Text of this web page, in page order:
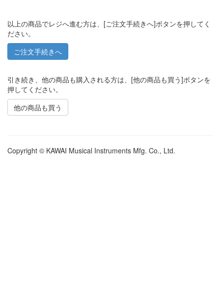
以上の商品でレジへ進む方は、[ご注文手続きへ]ボタンを押してく
ださい。
引き続き、他の商品も購入される方は、[他の商品も買う]ボタンを
押してください。
他の商品も買う
Copyright © KAWAI Musical Instruments Mfg. Co., Ltd.